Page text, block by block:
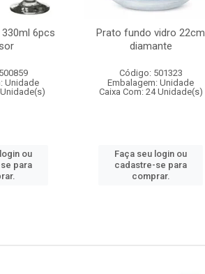
6pcs
Unidade
ou
para
Prato fundo vidro 22cm
diamante
Código: 501323
Embalagem: Unidade
Caixa Com: 24 Unidade(s)
Faça seu login ou
cadastre-se para
comprar.